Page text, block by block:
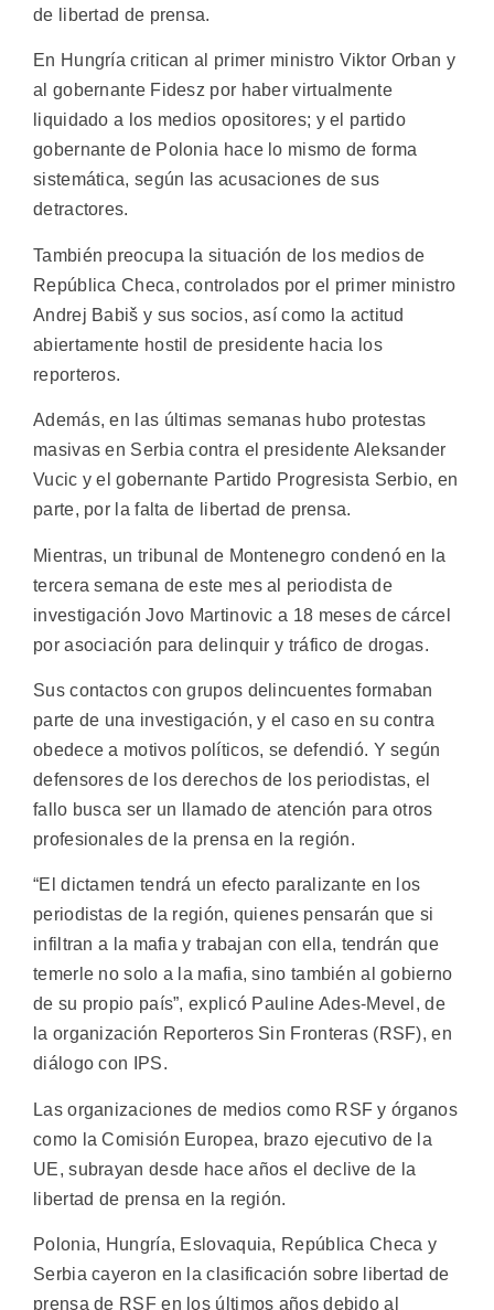
de libertad de prensa.
En Hungría critican al primer ministro Viktor Orban y
al gobernante Fidesz por haber virtualmente
liquidado a los medios opositores; y el partido
gobernante de Polonia hace lo mismo de forma
sistemática, según las acusaciones de sus
detractores.
También preocupa la situación de los medios de
República Checa, controlados por el primer ministro
Andrej Babiš y sus socios, así como la actitud
abiertamente hostil de presidente hacia los
reporteros.
Además, en las últimas semanas hubo protestas
masivas en Serbia contra el presidente Aleksander
Vucic y el gobernante Partido Progresista Serbio, en
parte, por la falta de libertad de prensa.
Mientras, un tribunal de Montenegro condenó en la
tercera semana de este mes al periodista de
investigación Jovo Martinovic a 18 meses de cárcel
por asociación para delinquir y tráfico de drogas.
Sus contactos con grupos delincuentes formaban
parte de una investigación, y el caso en su contra
obedece a motivos políticos, se defendió. Y según
defensores de los derechos de los periodistas, el
fallo busca ser un llamado de atención para otros
profesionales de la prensa en la región.
“El dictamen tendrá un efecto paralizante en los
periodistas de la región, quienes pensarán que si
infiltran a la mafia y trabajan con ella, tendrán que
temerle no solo a la mafia, sino también al gobierno
de su propio país”, explicó Pauline Ades-Mevel, de
la organización Reporteros Sin Fronteras (RSF), en
diálogo con IPS.
Las organizaciones de medios como RSF y órganos
como la Comisión Europea, brazo ejecutivo de la
UE, subrayan desde hace años el declive de la
libertad de prensa en la región.
Polonia, Hungría, Eslovaquia, República Checa y
Serbia cayeron en la clasificación sobre libertad de
prensa de RSF en los últimos años debido al